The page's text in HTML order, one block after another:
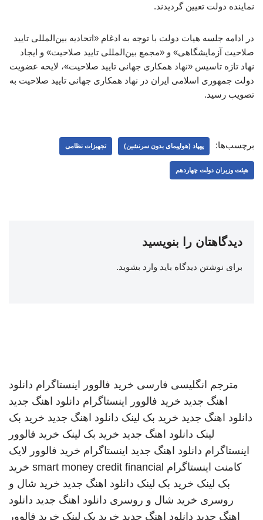
نماینده دولت تعیین گردیدند.
در ادامه جلسه هیات دولت با توجه به ادغام «اتحادیه بین‌المللی تایید
صلاحیت آزمایشگاهی» و «مجمع بین‌المللی تایید صلاحیت» و ایجاد
نهاد تازه تاسیس «نهاد همکاری جهانی تایید صلاحیت»، لایحه عضویت
دولت جمهوری اسلامی ایران در نهاد همکاری جهانی تایید صلاحیت به
تصویب رسید.
برچسب‌ها: پهپاد (هواپیمای بدون سرنشین) تجهیزات نظامی
هیئت وزیران دولت چهاردهم
دیدگاهتان را بنویسید
برای نوشتن دیدگاه باید وارد بشوید.
مترجم انگلیسی فارسی خرید فالوور اینستاگرام دانلود
اهنگ جدید خرید فالوور اینستاگرام دانلود اهنگ جدید
دانلود اهنگ جدید خرید بک لینک دانلود اهنگ جدید خرید بک
لینک دانلود اهنگ جدید خرید بک لینک خرید فالوور
اینستاگرام دانلود اهنگ جدید اینستاگرام خرید فالوور لایک
کامنت اینستاگرام smart money credit financial خرید
بک لینک خرید بک لینک دانلود اهنگ جدید خرید شال و
روسری خرید شال و روسری دانلود اهنگ جدید دانلود
اهنگ جدید دانلود اهنگ جدید خرید بک لینک خرید فالوور